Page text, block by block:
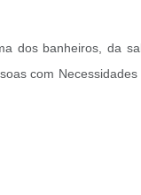
dos banheiros, da
com